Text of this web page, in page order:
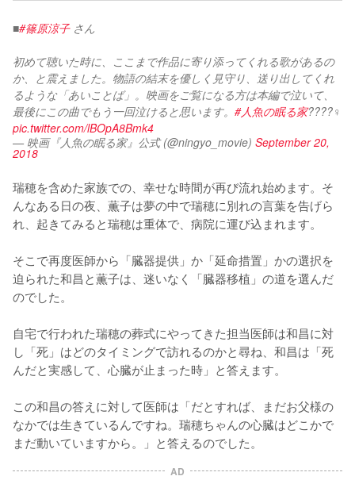
■#篠原涼子 さん
初めて聴いた時に、ここまで作品に寄り添ってくれる歌があるの
か、と震えました。物語の結末を優しく見守り、送り出してくれ
るような「あいことば」。映画をご覧になる方は本編で泣いて、
最後にこの曲でもう一回泣けると思います。 #人魚の眠る家
pic.twitter.com/lBOpA8Bmk4
— 映画『人魚の眠る家』公式 (@ningyo_movie) September 20,
2018
瑞穂を含めた家族での、幸せな時間が再び流れ始めます。そ
んなある日の夜、薫子は夢の中で瑞穂に別れの言葉を告げら
れ、起きてみると瑞穂は重体で、病院に運び込まれます。
そこで再度医師から「臓器提供」か「延命措置」かの選択を
迫られた和昌と薫子は、迷いなく「臓器移植」の道を選んだ
のでした。
自宅で行われた瑞穂の葬式にやってきた担当医師は和昌に対
し「死」はどのタイミングで訪れるのかと尋ね、和昌は「死
んだと実感して、心臓が止まった時」と答えます。
この和昌の答えに対して医師は「だとすれば、まだお父様の
なかでは生きているんですね。瑞穂ちゃんの心臓はどこかで
まだ動いていますから。」と答えるのでした。
AD